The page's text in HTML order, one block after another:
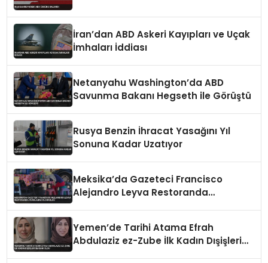
İran’dan ABD Askeri Kayıpları ve Uçak
İmhaları İddiası
Netanyahu Washington’da ABD
Savunma Bakanı Hegseth ile Görüştü
Rusya Benzin İhracat Yasağını Yıl
Sonuna Kadar Uzatıyor
Meksika’da Gazeteci Francisco
Alejandro Leyva Restoranda
Yemen’de Tarihi Atama Efrah
Abdulaziz ez-Zube İlk Kadın Dışişleri